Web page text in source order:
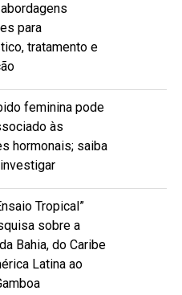
para
tratamento e
feminina pode
às
hormonais; saiba
Tropical”
sobre a
Bahia, do Caribe
Latina ao